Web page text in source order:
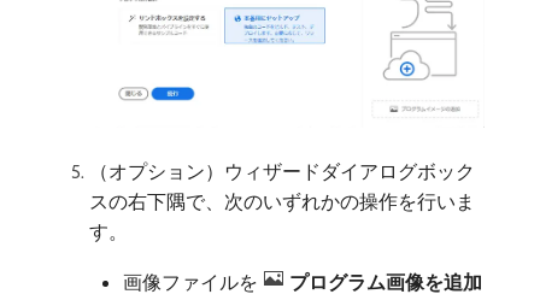
（オプション）ウィザードダイアログボック
スの右下隅で、次のいずれかの操作を行いま
す。
画像ファイルを プログラム画像を追加